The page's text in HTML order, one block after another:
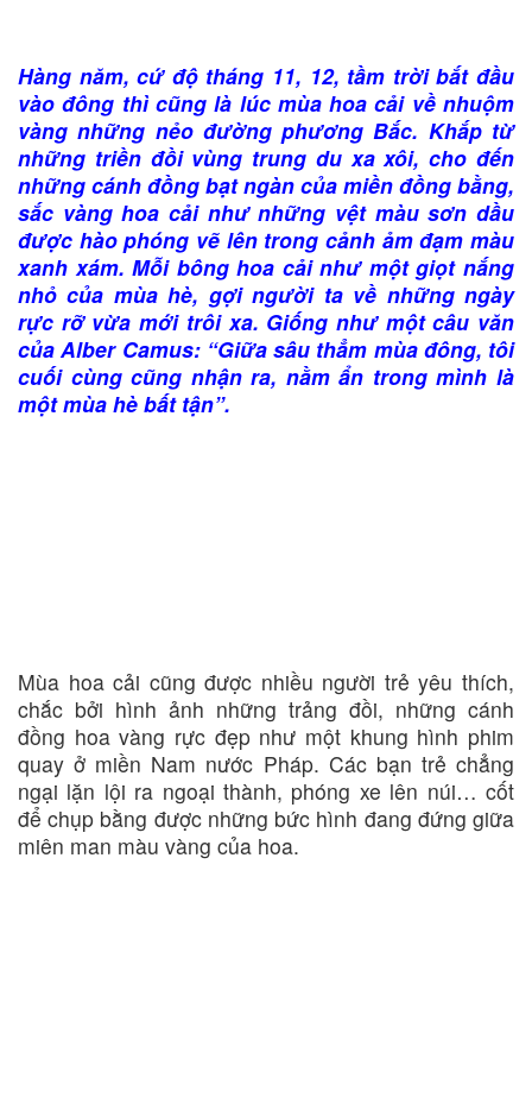
Hàng năm, cứ độ tháng 11, 12, tầm trời bắt đầu
vào đông thì cũng là lúc mùa hoa cải về nhuộm
vàng những nẻo đường phương Bắc. Khắp từ
những triền đồi vùng trung du xa xôi, cho đến
những cánh đồng bạt ngàn của miền đồng bằng,
sắc vàng hoa cải như những vệt màu sơn dầu
được hào phóng vẽ lên trong cảnh ảm đạm màu
xanh xám. Mỗi bông hoa cải như một giọt nắng
nhỏ của mùa hè, gợi người ta về những ngày
rực rỡ vừa mới trôi xa. Giống như một câu văn
của Alber Camus: “Giữa sâu thẳm mùa đông, tôi
cuối cùng cũng nhận ra, nằm ẩn trong mình là
một mùa hè bất tận”.
Mùa hoa cải cũng được nhiều người trẻ yêu thích,
chắc bởi hình ảnh những trảng đồi, những cánh
đồng hoa vàng rực đẹp như một khung hình phim
quay ở miền Nam nước Pháp. Các bạn trẻ chẳng
ngại lặn lội ra ngoại thành, phóng xe lên núi… cốt
để chụp bằng được những bức hình đang đứng giữa
miên man màu vàng của hoa.